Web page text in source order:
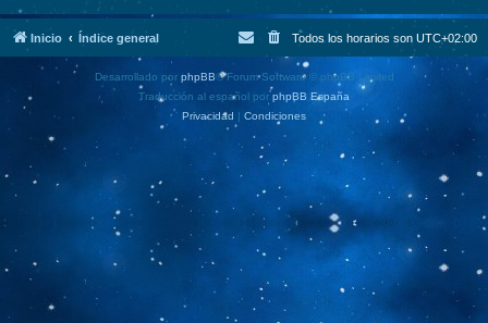
Inicio Índice general Todos los horarios son UTC+02:00
Desarrollado por phpBB® Forum Software © phpBB Limited
Traducción al español porphpBB España
Privacidad | Condiciones